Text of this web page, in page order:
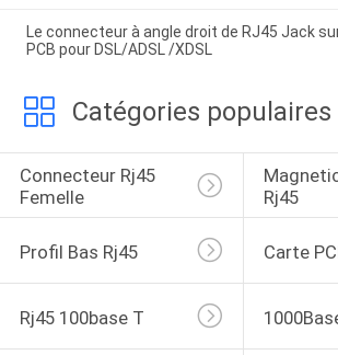
Le connecteur à angle droit de RJ45 Jack
PCB pour DSL/ADSL /XDSL
Catégories populaires
Connecteur Rj45
Femelle
Rj45
Profil Bas Rj45 Carte
Rj45 100base T